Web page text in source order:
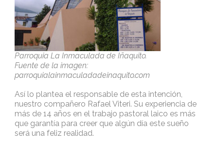
Parroquia La Inmaculada de Iñaquito.
Fuente de la imagen:
parroquialainmaculadadeinaquito.com
Así lo plantea el responsable de esta intención,
nuestro compañero Rafael Viteri. Su experiencia de
más de 14 años en el trabajo pastoral laico es más
que garantía para creer que algún día este sueño
será una feliz realidad.